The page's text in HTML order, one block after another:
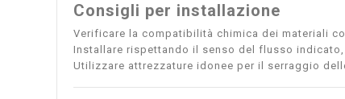
Consigli per installazione
Verificare la compatibilità chimica dei materiali
Installare rispettando il senso del flusso
Utilizzare attrezzature idonee per il serraggio